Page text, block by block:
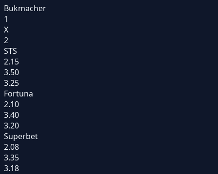
Bukmacher
1
X
2
STS
2.15
3.50
3.25
Fortuna
2.10
3.40
3.20
Superbet
2.08
3.35
3.18